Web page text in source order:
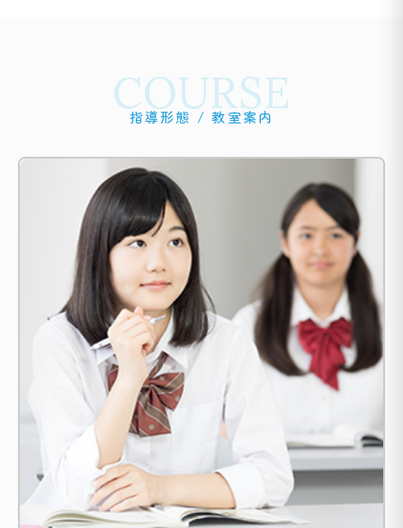
COURSE
指導形態 / 教室案内